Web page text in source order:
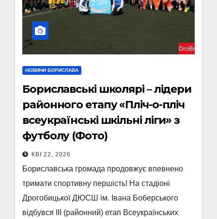
НОВИНИ БОРИСЛАВА
Бориславські школярі – лідери
районного етапу «Пліч-о-пліч
всеукраїнські шкільні ліги» з
футболу (Фото)
КВІ 22, 2026
Бориславська громада продовжує впевнено
тримати спортивну першість! На стадіоні
Дрогобицької ДЮСШ ім. Івана Боберського
відбувся III (районний) етап Всеукраїнських